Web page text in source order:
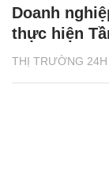
THỊ TRƯỜNG 24H
Doanh
thực hiện